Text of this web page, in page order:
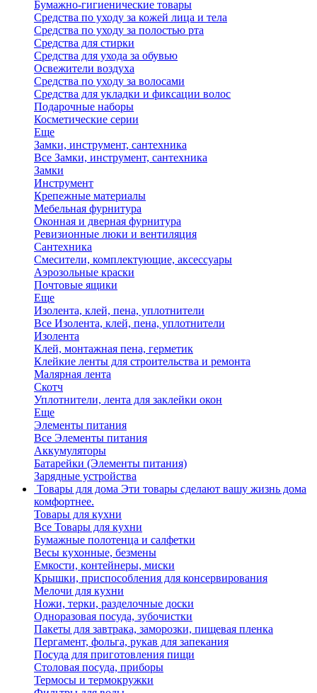
Бумажно-гигиенические товары
Средства по уходу за кожей лица и тела
Средства по уходу за полостью рта
Средства для стирки
Средства для ухода за обувью
Освежители воздуха
Средства по уходу за волосами
Средства для укладки и фиксации волос
Подарочные наборы
Косметические серии
Еще
Замки, инструмент, сантехника
Все Замки, инструмент, сантехника
Замки
Инструмент
Крепежные материалы
Мебельная фурнитура
Оконная и дверная фурнитура
Ревизионные люки и вентиляция
Сантехника
Смесители, комплектующие, аксессуары
Аэрозольные краски
Почтовые ящики
Еще
Изолента, клей, пена, уплотнители
Все Изолента, клей, пена, уплотнители
Изолента
Клей, монтажная пена, герметик
Клейкие ленты для строительства и ремонта
Малярная лента
Скотч
Уплотнители, лента для заклейки окон
Еще
Элементы питания
Все Элементы питания
Аккумуляторы
Батарейки (Элементы питания)
Зарядные устройства
Товары для дома Эти товары сделают вашу жизнь дома
комфортнее.
Товары для кухни
Все Товары для кухни
Бумажные полотенца и салфетки
Весы кухонные, безмены
Емкости, контейнеры, миски
Крышки, приспособления для консервирования
Мелочи для кухни
Ножи, терки, разделочные доски
Одноразовая посуда, зубочистки
Пакеты для завтрака, заморозки, пищевая пленка
Пергамент, фольга, рукав для запекания
Посуда для приготовления пищи
Столовая посуда, приборы
Термосы и термокружки